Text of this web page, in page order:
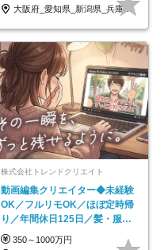
大阪府_愛知県_新潟県_兵庫県_福岡県
株式会社トレンドクリエイト
動画編集クリエイター◆未経験
OK／フルリモOK／ほぼ定時帰
り／年間休日125日／髪・服・
ネイル自由／副業OK
350～1000万円